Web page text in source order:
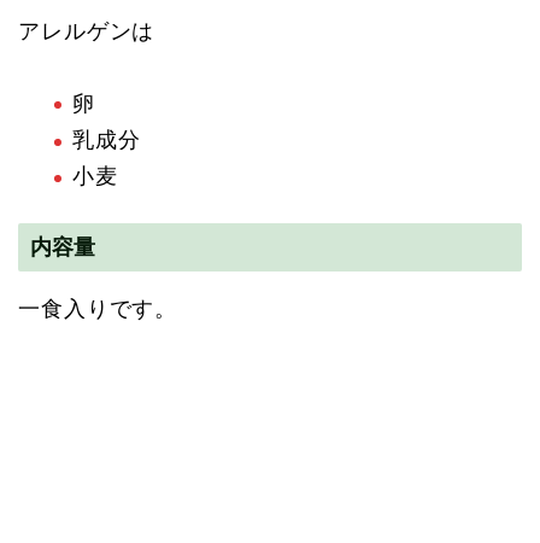
アレルゲンは
卵
乳成分
小麦
内容量
一食入りです。